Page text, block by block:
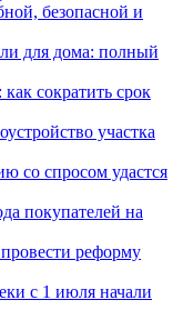
безопасной и
для дома: полный
сократить срок
участка
со спросом удастся
покупателей на
реформу
с 1 июля начали